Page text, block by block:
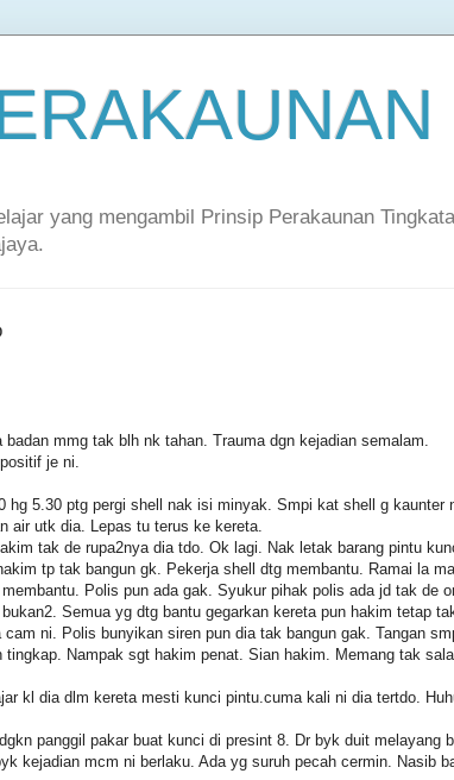
yang mengambil Prinsip Perakaunan
badan mmg tak blh nk tahan. Trauma dgn kejadian semalam.
je ni.
hg 5.30 ptg pergi shell nak isi minyak. Smpi kat shell g kaunter
air utk dia. Lepas tu terus ke kereta.
tak de rupa2nya dia tdo. Ok lagi. Nak letak barang pintu
tp tak bangun gk. Pekerja shell dtg membantu. Ramai la
Polis pun ada gak. Syukur pihak polis ada jd tak de
Semua yg dtg bantu gegarkan kereta pun hakim tetap
cam ni. Polis bunyikan siren pun dia tak bangun gak. Tangan
tingkap. Nampak sgt hakim penat. Sian hakim. Memang tak
kl dia dlm kereta mesti kunci pintu.cuma kali ni dia tertdo.
panggil pakar buat kunci di presint 8. Dr byk duit melayang
kejadian mcm ni berlaku. Ada yg suruh pecah cermin. Nasib